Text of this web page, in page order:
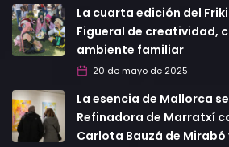
La cuarta edición del Friki
Figueral de creatividad,
ambiente familiar
20 de mayo de 2025
La esencia de Mallorca
Refinadora de Marratxí
Carlota Bauzá de Mirabó